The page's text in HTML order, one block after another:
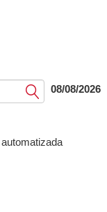
Submit08/08/2026